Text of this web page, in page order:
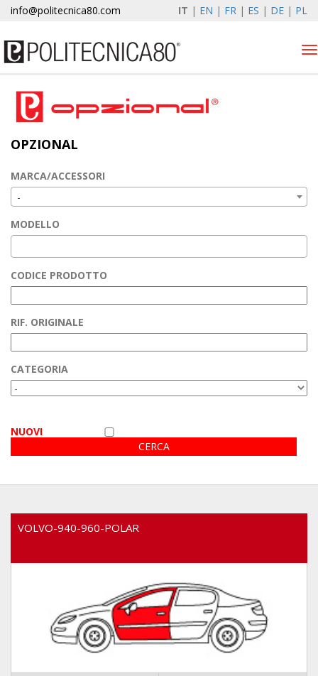
info@politecnica80.com IT | EN | FR | ES | DE | PL
Elewind
Registrazione garanzia
Contatti
OPZIONAL
MARCA/ACCESSORI
-
MODELLO
CODICE PRODOTTO
RIF. ORIGINALE
CATEGORIA
NUOVI
VOLVO-940-960-POLAR